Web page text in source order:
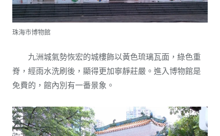
珠海市博物館
九洲城氣勢恢宏的城樓飾以黃色琉璃瓦面，綠色重
脊，經雨水洗刷後，顯得更加寧靜莊嚴。進入博物館是
免費的，館內別有一番景象。